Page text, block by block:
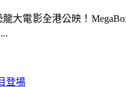
大電影全港公映！